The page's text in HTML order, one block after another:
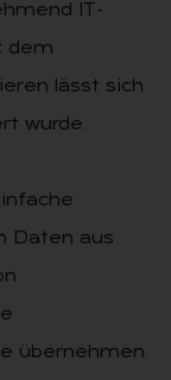
IT-
dem
lässt sich
wurde.
Daten aus
übernehmen.